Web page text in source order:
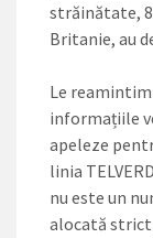
străinătate, 8
Britanie, au
Le
informațiile
apeleze
linia
nu este un
alocată